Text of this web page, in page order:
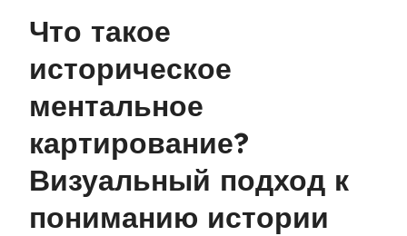
Что такое
историческое
ментальное
картирование?
Визуальный подход к
пониманию истории